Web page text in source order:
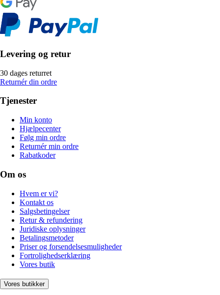
Levering og retur
30 dages returret
Returnér din ordre
Tjenester
Min konto
Hjælpecenter
Følg min ordre
Returnér min ordre
Rabatkoder
Om os
Hvem er vi?
Kontakt os
Salgsbetingelser
Retur & refundering
Juridiske oplysninger
Betalingsmetoder
Priser og forsendelsesmuligheder
Fortrolighedserklæring
Vores butik
Vores butikker